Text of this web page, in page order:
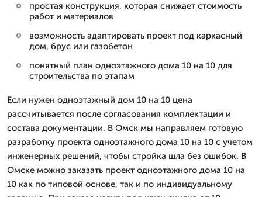
простая конструкция, которая снижает стоимость
работ и материалов
возможность адаптировать проект под каркасный
дом, брус или газобетон
понятный план одноэтажного дома 10 на 10 для
строительства по этапам
Если нужен одноэтажный дом 10 на 10 цена
рассчитывается после согласования комплектации и
состава документации. В Омск мы направляем готовую
разработку проекта одноэтажного дома 10 на 10 с учетом
инженерных решений, чтобы стройка шла без ошибок. В
Омске можно заказать проект одноэтажного дома 10 на
10 как по типовой основе, так и по индивидуальному